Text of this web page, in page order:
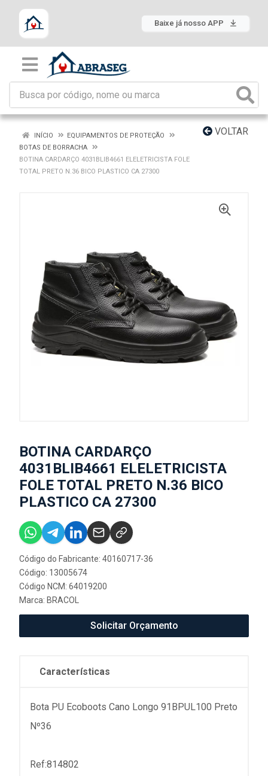
Baixe já nosso APP
VOLTAR
INÍCIO
EQUIPAMENTOS DE PROTEÇÃO
BOTAS DE BORRACHA
BOTINA CARDARÇO 4031BLIB4661 ELELETRICISTA FOLE
TOTAL PRETO N.36 BICO PLASTICO CA 27300
BOTINA CARDARÇO
4031BLIB4661 ELELETRICISTA
FOLE TOTAL PRETO N.36 BICO
PLASTICO CA 27300
Código do Fabricante: 40160717-36
Código: 13005674
Código NCM: 64019200
Marca: BRACOL
Solicitar Orçamento
Características
Bota PU Ecoboots Cano Longo 91BPUL100 Preto
Nº36
Ref:814802